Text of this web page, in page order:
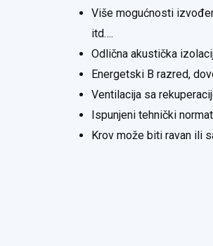
Više mogućnosti
itd….
Odlična akustička
Energetski B razred,
Ventilacija sa
Ispunjeni tehnički
Krov može biti ravan ili